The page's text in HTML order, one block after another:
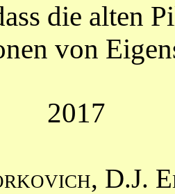
die alten
von
2017
D.J.